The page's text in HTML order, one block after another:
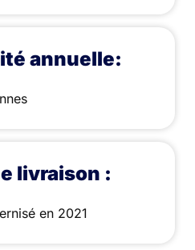
annuelle:
livraison :
en 2021